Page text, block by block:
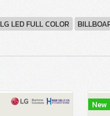
LG LED FULL COLOR
New